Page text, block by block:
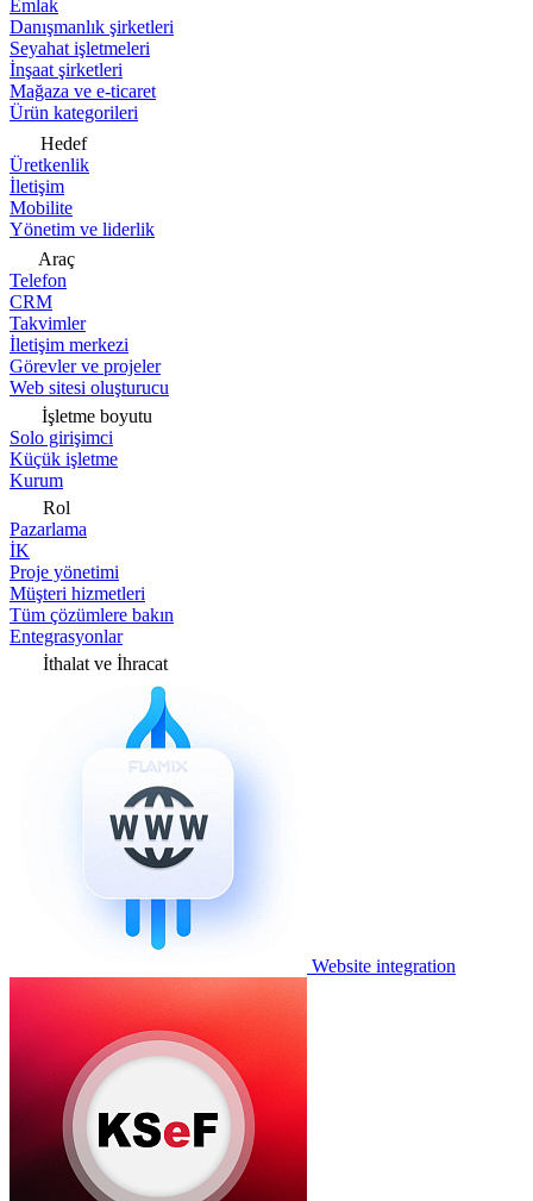
Emlak
Danışmanlık şirketleri
Seyahat işletmeleri
İnşaat şirketleri
Mağaza ve e-ticaret
Ürün kategorileri
Hedef
Üretkenlik
İletişim
Mobilite
Yönetim ve liderlik
Araç
Telefon
CRM
Takvimler
İletişim merkezi
Görevler ve projeler
Web sitesi oluşturucu
İşletme boyutu
Solo girişimci
Küçük işletme
Kurum
Rol
Pazarlama
İK
Proje yönetimi
Müşteri hizmetleri
Tüm çözümlere bakın
Entegrasyonlar
İthalat ve İhracat
Website integration